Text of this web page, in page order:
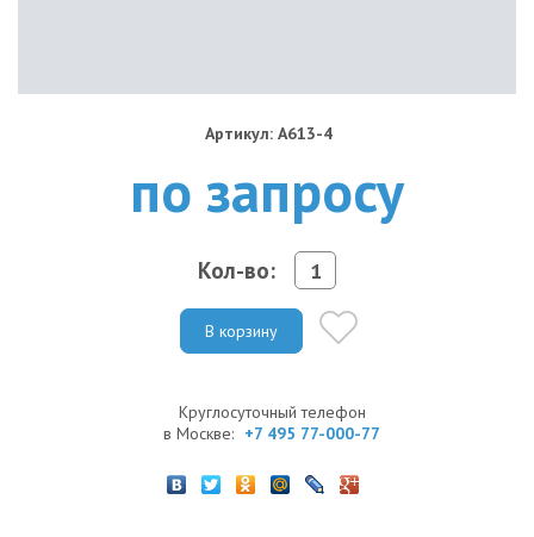
Артикул: A613-4
по запросу
Кол-во:
В корзину
Круглосуточный телефон
в Москве: +7 495 77-000-77